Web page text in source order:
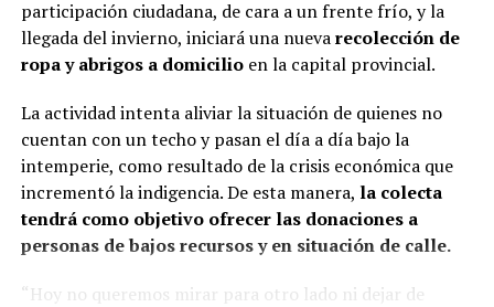
En esa línea, en 2014, Marinoni incluyó al
Curupí , el
personaje de la mitología guaraní que tiene un pene
largo y envuelto en su cuerpo, un hecho que significó
una gran polémica en el anfiteatro Mario del Tránsito
Cocomarola, de Corrientes, donde se hacía e festival
chamamecero.
“Las políticas culturales son muy importantes”, apunta
el coreógrafo posadeño al considerar que siempre fue el
Estado el que garantizó las seguridad laboral a los
participación ciudadana, de cara a un frente frío, y la
llegada del invierno, iniciará una nuevarecolección de
ropa y abrigos a domicilioen la capital provincial.
La actividad intenta aliviar la situación de quienes no
cuentan con un techo y pasan el día a día bajo la
intemperie, como resultado de la crisis económica que
incrementó la indigencia. De esta manera, la colecta
tendrá como objetivo ofrecer las donaciones a
personas de bajos recursos y en situación de calle.
“Hoy no queremos mirar para otro lado ni dejar de